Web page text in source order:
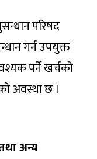
परिषद
गर्न उपयुक्त
पर्ने खर्चको
अवस्था छ ।
अन्य